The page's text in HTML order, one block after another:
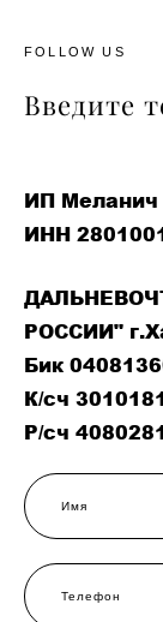
FOLLOW US
Введите
ИП Меланич
ИНН
РОССИИ"
Бик
К/сч
Р/сч
Имя
Телефон